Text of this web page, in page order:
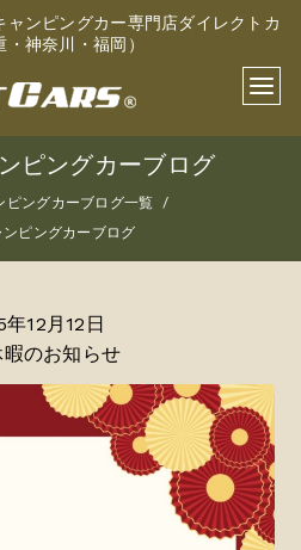
ンピングカー専門店ダイレクトカ
・神奈川・福岡）
ピングカーブログ
ピングカーブログ一覧
ピングカーブログ
12月12日
のお知らせ